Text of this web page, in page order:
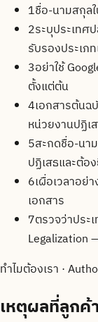
1ชื่อ-นามสกุล
2ระบุประเทศ
รับรองประเภ
3อย่าใช้
ตั้งแต่ต้น
4เอกสารต้น
หน่วยงานปฏิเ
5สะกดชื่อ-นา
ปฏิเสธและต้อ
6เผื่อเวลาอย่
เอกสาร
7ตรวจว่าประ
Legalization
ทำไมต้องเรา ·
เหตุผลที่ลูกค้า